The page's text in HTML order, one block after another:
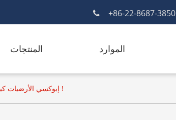
+86-22-8687-3850
المنتجات الموارد
إبوكسي الأرضيات كيفية الحصول على جنبا إلى جنب مع الوقت !